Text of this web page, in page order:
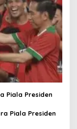
Piala Presiden
Piala Presiden